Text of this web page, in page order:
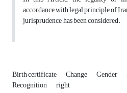
accordance with legal principle of
jurisprudence, has been considered.
Birth certificate Change Gender
Recognition right